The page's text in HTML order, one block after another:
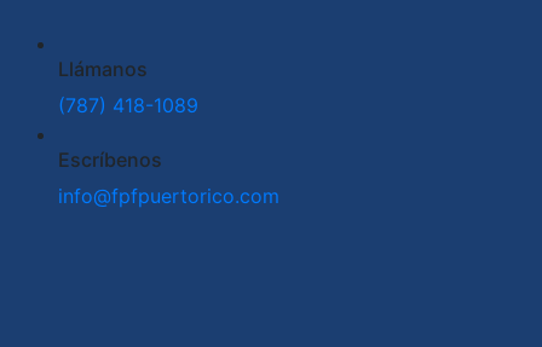
Llámanos
(787) 418-1089
Escríbenos
info@fpfpuertorico.com